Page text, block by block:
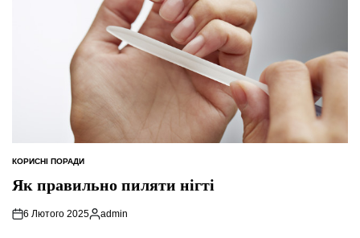
ОПУБЛІКУВАТИ
КОРИСНІ ПОРАДИ
Як правильно пиляти нігті
6 Лютого 2025
Опубліковано
admin